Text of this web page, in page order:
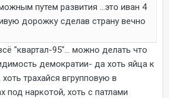
путем развития ...это иван 4
дорожку сделав страну вечно
"квартал-95"... можно делать что
демократии- да хоть яйца к
трахайся вгрупповую в
под наркотой, хоть с патлами